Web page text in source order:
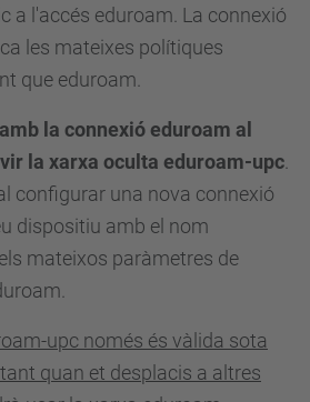
a l'accés eduroam. La connexió
les mateixes polítiques
que eduroam.
la connexió eduroam al
la xarxa oculta eduroam-upc
configurar una nova connexió
dispositiu amb el nom
mateixos paràmetres de
upc només és vàlida sota
quan et desplacis a altres